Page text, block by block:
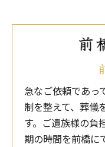
急なご依頼であっ
制を整えて、葬儀
す。ご遺族様の負
期の時間を前橋に